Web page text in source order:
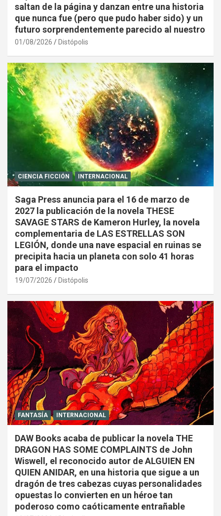
saltan de la página y danzan entre una historia
que nunca fue (pero que pudo haber sido) y un
futuro sorprendentemente parecido al nuestro
01/08/2026 Distópolis
CIENCIA FICCIÓN INTERNACIONAL
Saga Press anuncia para el 16 de marzo de
2027 la publicación de la novela THESE
SAVAGE STARS de Kameron Hurley, la novela
complementaria de LAS ESTRELLAS SON
LEGIÓN, donde una nave espacial en ruinas se
precipita hacia un planeta con solo 41 horas
para el impacto
19/07/2026 Distópolis
FANTASÍA INTERNACIONAL
DAW Books acaba de publicar la novela THE
DRAGON HAS SOME COMPLAINTS de John
Wiswell, el reconocido autor de ALGUIEN EN
QUIEN ANIDAR, en una historia que sigue a un
dragón de tres cabezas cuyas personalidades
opuestas lo convierten en un héroe tan
poderoso como caóticamente entrañable